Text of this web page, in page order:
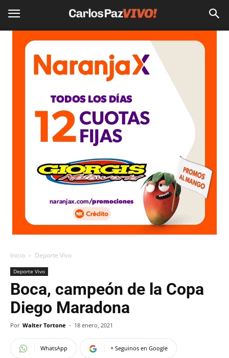
Inicio Deporte Vivo
Deporte Vivo
Boca, campeón de la Copa
Diego Maradona
Por Walter Tortone - 18 enero, 2021
WhatsApp + Seguinos en Google